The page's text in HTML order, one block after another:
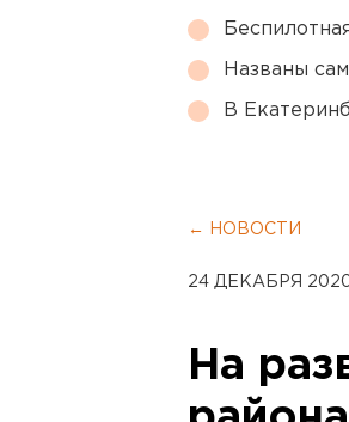
Названы
В
← НОВОСТИ
24 ДЕКАБРЯ 2020
На